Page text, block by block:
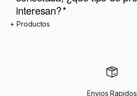
Envios Rapidos